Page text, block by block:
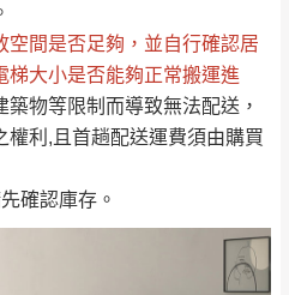
空間是否足夠 ，並自行確認居
梯大小是否能夠正常搬運進
築物等限制而導致無法配送，
權利,且首趟配送運費須由購買
確認庫存。
運
費
峨眉鄉、五峰鄉、
橫山、北埔鄉、尖
石鄉、寶山鄉山
區、新埔山區、芎
例假日)，我們客服會與您
知確認訂單。
→ @dershin）
現貨 ，若未詢問下單後無
電或E-Mail與您聯絡
Line ID →